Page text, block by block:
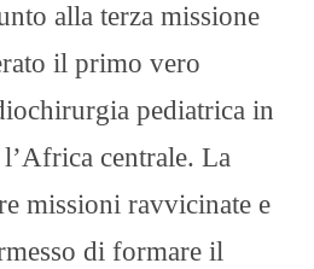
alla terza missione
il primo vero
pediatrica in
centrale. La
missioni ravvicinate e
di formare il